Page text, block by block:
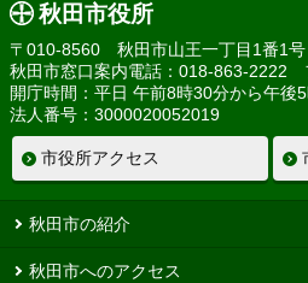
秋田市役所
〒010-8560 秋田市山王一丁目1番1号
秋田市窓口案内電話：018-863-2222
開庁時間：平日 午前8時30分から午後
法人番号：3000020052019
市役所アクセス
秋田市の紹介
秋田市へのアクセス